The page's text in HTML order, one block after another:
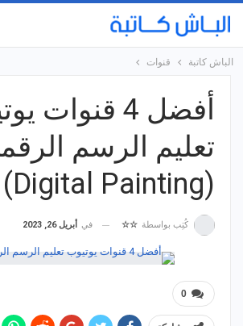
الباش كاتبة قنوات
أفضل 4 قنوات
تعليم الرسم
(Digital Painting) مجانًا!
كُتِب بواسطة ☆☆ في أبريل 26, 2023
0